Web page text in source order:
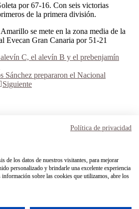
por 67-16. Con seis victorias
de la primera división.
se mete en la zona media de la
Evecan Gran Canaria por 51-21
C, el alevín B y el prebenjamín
Sánchez prepararon el Nacional
Siguiente
Política de privacidad
de los datos de nuestros visitantes, para mejorar
personalizado y brindarle una excelente experiencia
información sobre las cookies que utilizamos, abre los